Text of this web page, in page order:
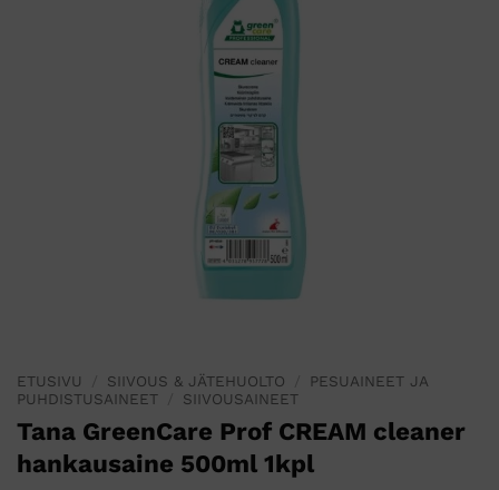
ETUSIVU SIIVOUS & JÄTEHUOLTO
PESUAINEET JA
PUHDISTUSAINEET
SIIVOUSAINEET
Tana GreenCare Prof CREAM cleaner
hankausaine 500ml 1kpl